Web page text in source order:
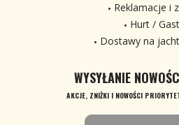
Reklamacje i
Hurt /
Dostawy na
WYSYŁANIE
AKCJE, ZNIŻKI I NOWOŚCI